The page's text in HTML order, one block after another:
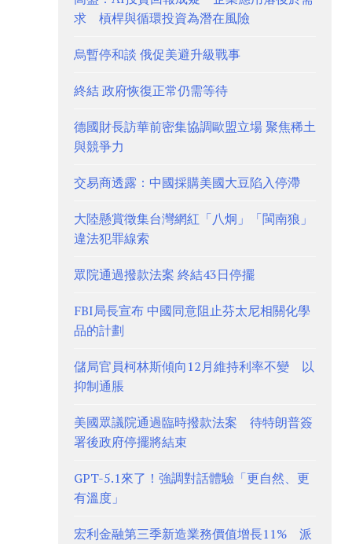
求 槓桿與循環投資為潛在風險
烏暫停和談 俄促美避升級戰事
終結 政府恢復正常仍需等待
德國財長訪華前密集協調歐盟立場 聚焦稀土
與競爭力
交易商透露：中國採購美國大豆陷入停滯
大陸懸賞徵集台灣網紅「八炯」「閩南狼」
違法犯罪線索
眾院通過撥款法案 終結43日停擺
FBI局長宣布 中國同意阻止芬太尼相關化學
品的計劃
儲局官員柯林斯傾向12月維持利率不變 以
抑制通脹
美國眾議院通過臨時撥款法案 待特朗普簽
署後政府停擺將結束
GPT-5.1來了！強調對話體驗「更自然、更
有溫度」
宏利金融第三季新造業務價值增長11% 派